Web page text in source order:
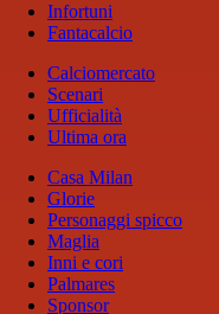
Infortuni
Fantacalcio
Calciomercato
Scenari
Ufficialità
Ultima ora
Casa Milan
Glorie
Personaggi spicco
Maglia
Inni e cori
Palmares
Sponsor